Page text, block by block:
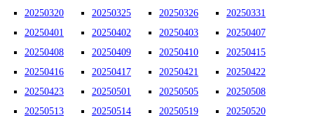
20250320
20250325 20250326
20250331
20250401
20250402 20250403
20250407
20250408
20250409 20250410
20250415
20250416
20250417 20250421
20250422
20250423
20250501 20250505
20250508
20250513
20250514 20250519
20250520